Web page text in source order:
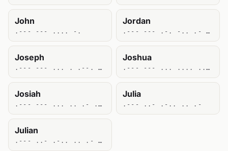
John
.--- --- .... -.
Jordan
.--- --- .-. -.. .- -.
Joseph
.--- --- ... . .--. ....
Joshua
.--- --- ... .... ..- .-
Josiah
.--- --- ... .. .- ....
Julia
.--- ..- .-.. .. .-
Julian
.--- ..- .-.. .. .- -.